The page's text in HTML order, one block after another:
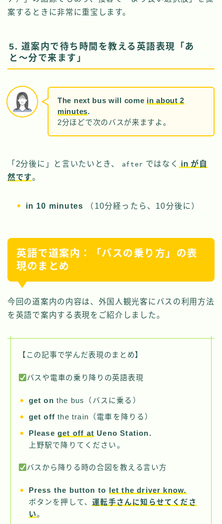
案するときに非常に重宝します。
5. 道案内で待ち時間を教える英語表現「あ
と〜分で来ます」
The next bus will come in about 2
minutes.
2分ほどで次のバスが来ますよ。
「2分後に」と言いたいとき、 after ではなく
in が自
然です。
in 10 minutes （10分経ったら、10分後に）
英語で道案内：「バスの乗り方」の表
現のまとめ
今回の道案内の内容は、外国人観光客にバスの利用方法
を英語で案内する表現をご紹介しました。
【この記事で学んだ表現のまとめ】
バスや電車の乗り降りの英語表現
get on the bus（バスに乗る）
get off the train（電車を降りる）
Please get off at Ueno Station.
上野駅で降りてください。
バスから降りる時の合図を教える言い方
Press the button to
let the driver know.
ボタンを押して、運転手さんに知らせてくださ
い。